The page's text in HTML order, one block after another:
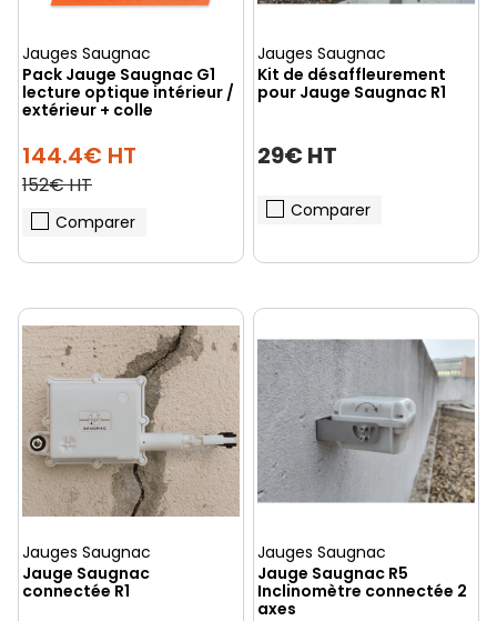
(1 avis)
Jauges Saugnac
Pack Jauge Saugnac G1
lecture optique intérieur /
extérieur + colle
144.4€ HT
152€ HT
Comparer
Jauges Saugnac
Kit de désaffleurement
pour Jauge Saugnac R1
29€ HT
Comparer
Jauges Saugnac
Jauge Saugnac
connectée R1
Jauges Saugnac
Jauge Saugnac R5
Inclinomètre connectée 2
axes